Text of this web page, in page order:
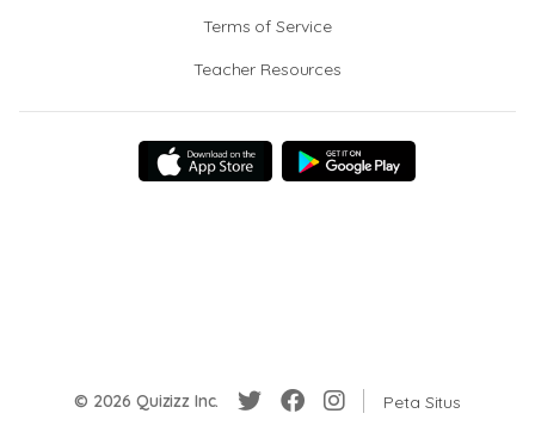
Terms of Service
Teacher Resources
© 2026 Quizizz Inc. Peta Situs